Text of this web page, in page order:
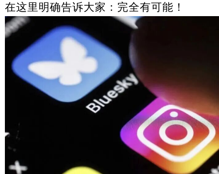
在这里明确告诉大家：完全有可能！